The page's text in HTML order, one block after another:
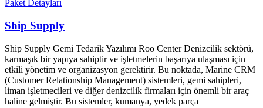
Paket Detayları
Ship Supply
Ship Supply Gemi Tedarik Yazılımı Roo Center Denizcilik sektörü,
karmaşık bir yapıya sahiptir ve işletmelerin başarıya ulaşması için
etkili yönetim ve organizasyon gerektirir. Bu noktada, Marine CRM
(Customer Relationship Management) sistemleri, gemi sahipleri,
liman işletmecileri ve diğer denizcilik firmaları için önemli bir araç
haline gelmiştir. Bu sistemler, kumanya, yedek parça